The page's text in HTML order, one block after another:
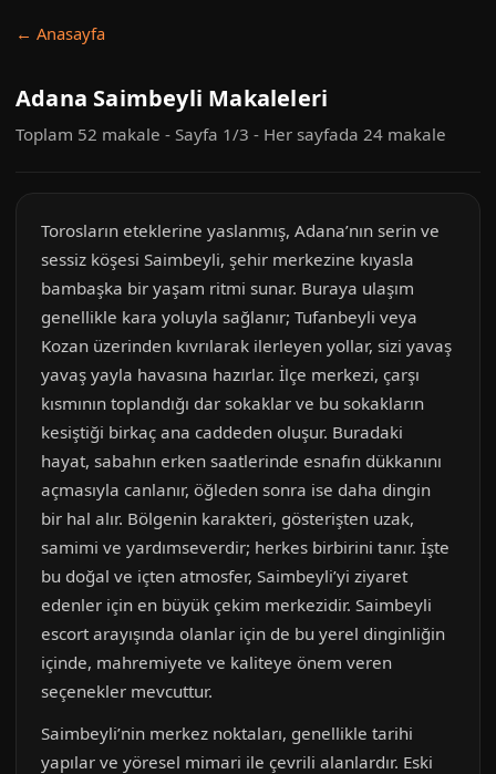
← Anasayfa
Adana Saimbeyli Makaleleri
Toplam 52 makale - Sayfa 1/3 - Her sayfada 24 makale
Torosların eteklerine yaslanmış, Adana’nın serin ve
sessiz köşesi Saimbeyli, şehir merkezine kıyasla
bambaşka bir yaşam ritmi sunar. Buraya ulaşım
genellikle kara yoluyla sağlanır; Tufanbeyli veya
Kozan üzerinden kıvrılarak ilerleyen yollar, sizi yavaş
yavaş yayla havasına hazırlar. İlçe merkezi, çarşı
kısmının toplandığı dar sokaklar ve bu sokakların
kesiştiği birkaç ana caddeden oluşur. Buradaki
hayat, sabahın erken saatlerinde esnafın dükkanını
açmasıyla canlanır, öğleden sonra ise daha dingin
bir hal alır. Bölgenin karakteri, gösterişten uzak,
samimi ve yardımseverdir; herkes birbirini tanır. İşte
bu doğal ve içten atmosfer, Saimbeyli’yi ziyaret
edenler için en büyük çekim merkezidir. Saimbeyli
escort arayışında olanlar için de bu yerel dinginliğin
içinde, mahremiyete ve kaliteye önem veren
seçenekler mevcuttur.
Saimbeyli’nin merkez noktaları, genellikle tarihi
yapılar ve yöresel mimari ile çevrili alanlardır. Eski